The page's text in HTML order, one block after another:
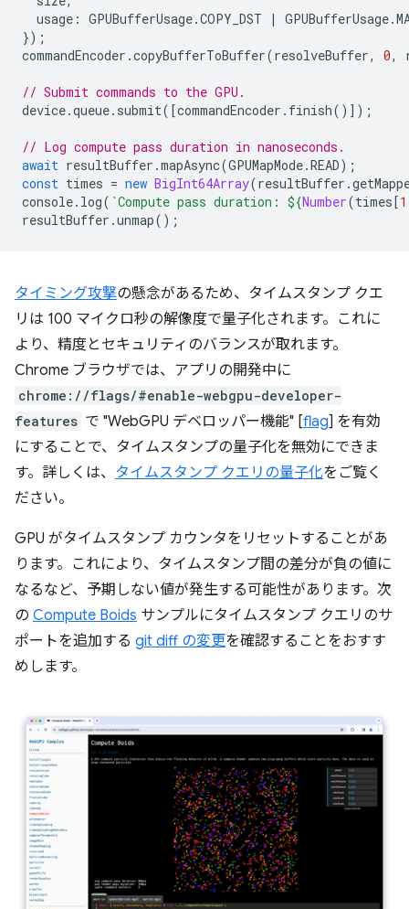
usage : GPUBufferUsage.COPY_DST | GPUBufferUsage.
});
commandEncoder .copyBufferToBuffer(resolveBuffer, 0,
// Submit commands to the GPU.
device.queue. submit([commandEncoder . finish()]);
// Log compute pass duration in nanoseconds.
await resultBuffer .mapAsync(GPUMapMode.READ);
const times = new BigInt64Array(resultBuffer .
console. log( `Compute pass duration: ${Number(times[1
resultBuffer .unmap();
タイミング攻撃の懸念があるため、タイムスタンプ クエ
リは 100 マイクロ秒の解像度で量子化されます。これに
より、精度とセキュリティのバランスが取れます。
Chrome ブラウザでは、アプリの開発中に
chrome://flags/#enable-webgpu-developer-
features で "WebGPU デベロッパー機能" [flag] を有効
にすることで、タイムスタンプの量子化を無効にできま
す。詳しくは、 タイムスタンプ クエリの量子化をご覧く
ださい。
GPU がタイムスタンプ カウンタをリセットすることがあ
ります。これにより、タイムスタンプ間の差分が負の値に
なるなど、予期しない値が発生する可能性があります。次
の Compute Boids サンプルにタイムスタンプ クエリのサ
ポートを追加する git diff の変更を確認することをおすす
めします。